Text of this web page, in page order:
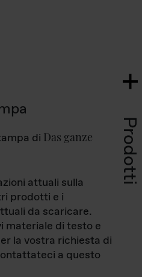
Prodotti
di Das ganze
attuali sulla
prodotti e i
da scaricare.
materiale di testo e
la vostra richiesta di
a questo